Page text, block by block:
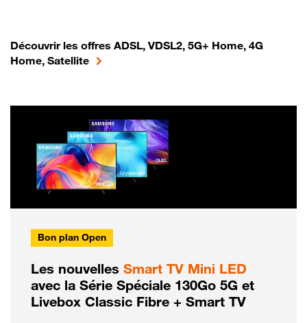
Découvrir les offres ADSL, VDSL2, 5G+ Home, 4G
Home, Satellite
Bon plan Open
Les nouvelles Smart TV Mini LED
avec la Série Spéciale 130Go 5G et
Livebox Classic Fibre + Smart TV